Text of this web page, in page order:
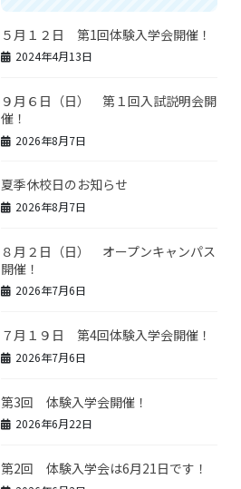
５月１２日 第1回体験入学会開催！
2024年4月13日
９月６日（日） 第１回入試説明会開
催！
2026年8月7日
夏季休校日のお知らせ
2026年8月7日
８月２日（日） オープンキャンパス
開催！
2026年7月6日
７月１９日 第4回体験入学会開催！
2026年7月6日
第3回 体験入学会開催！
2026年6月22日
第2回 体験入学会は6月21日です！